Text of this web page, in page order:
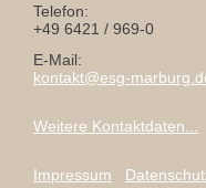
Telefon:
+49 6421 / 969-0
E-Mail:
kontakt@esg-
Weitere Kontaktdaten...
Impressum